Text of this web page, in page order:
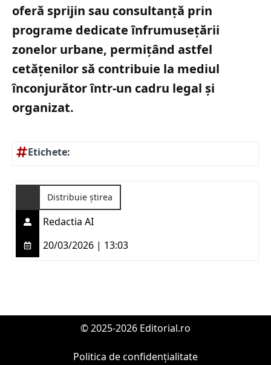
oferă sprijin sau consultanță prin
programe dedicate înfrumusețării
zonelor urbane, permițând astfel
cetățenilor să contribuie la mediul
înconjurător într-un cadru legal și
organizat.
Etichete:
Distribuie știrea
Redactia AI
20/03/2026 | 13:03
© 2025-2026 Editorial.ro
Politica de confidențialitate